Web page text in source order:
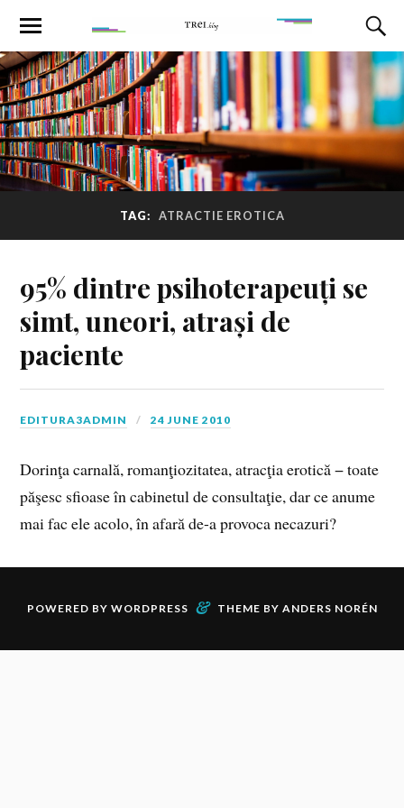
TAG: ATRACTIE EROTICA
95% dintre psihoterapeuți se
simt, uneori, atrași de
paciente
EDITURA3ADMIN 24 JUNE 2010
Dorinţa carnală, romanţiozitatea, atracţia erotică − toate
păşesc sfioase în cabinetul de consultaţie, dar ce anume
mai fac ele acolo, în afară de-a provoca necazuri?
POWERED BY WORDPRESS & THEME BY ANDERS NORÉN